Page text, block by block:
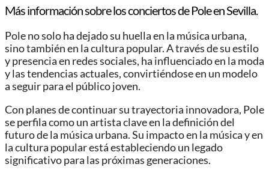
Más información sobre los conciertos de Pole en Sevilla.
Pole no solo ha dejado su huella en la música urbana,
sino también en la cultura popular. A través de su estilo
y presencia en redes sociales, ha influenciado en la moda
y las tendencias actuales, convirtiéndose en un modelo
a seguir para el público joven.
Con planes de continuar su trayectoria innovadora, Pole
se perfila como un artista clave en la definición del
futuro de la música urbana. Su impacto en la música y en
la cultura popular está estableciendo un legado
significativo para las próximas generaciones.